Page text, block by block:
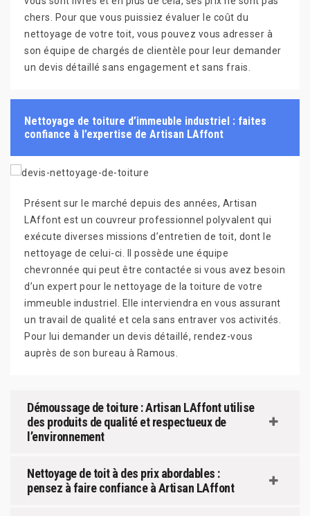
chers. Pour que vous puissiez évaluer le coût du
nettoyage de votre toit, vous pouvez vous adresser à
son équipe de chargés de clientèle pour leur demander
un devis détaillé sans engagement et sans frais.
Nettoyage de toiture d’immeuble industriel : faites
confiance à l’expertise de Artisan LAffont
Présent sur le marché depuis des années, Artisan
LAffont est un couvreur professionnel polyvalent qui
exécute diverses missions d’entretien de toit, dont le
nettoyage de celui-ci. Il possède une équipe
chevronnée qui peut être contactée si vous avez besoin
d’un expert pour le nettoyage de la toiture de votre
immeuble industriel. Elle interviendra en vous assurant
un travail de qualité et cela sans entraver vos activités.
Pour lui demander un devis détaillé, rendez-vous
auprès de son bureau à Ramous.
Démoussage de toiture : Artisan LAffont utilise
des produits de qualité et respectueux de
l’environnement
Nettoyage de toit à des prix abordables :
pensez à faire confiance à Artisan LAffont